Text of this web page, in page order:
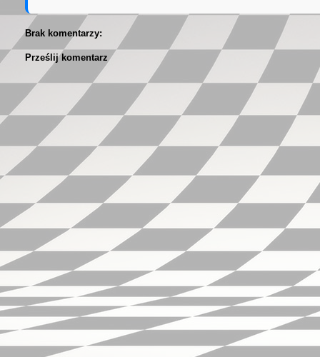
Brak komentarzy:
Prześlij komentarz